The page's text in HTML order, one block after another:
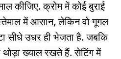
कीजिए. क्रोम में कोई बुराई
में आसान, लेकिन वो गूगल
सीधे उधर ही भेजता है. जबकि
थोड़ा ख्याल रखते हैं. सेटिंग में